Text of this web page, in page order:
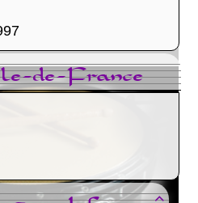
de-France
